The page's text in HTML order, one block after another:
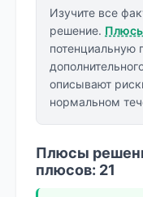
Изучите все
решение.
потенциальную
описывают
нормальном
Плюсы
плюсов: 21